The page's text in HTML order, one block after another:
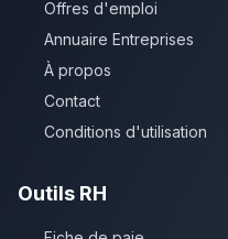
Offres d'emploi
Annuaire Entreprises
À propos
Contact
Conditions d'utilisation
Outils RH